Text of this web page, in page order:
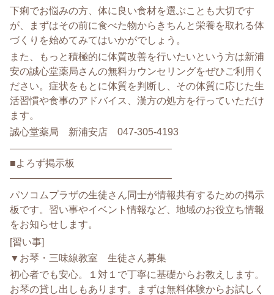
下痢でお悩みの方、体に良い食材を選ぶことも大切です
が、
まずはその前に食べた物からきちんと栄養を取れる体
づくりを始めてみてはいかがでしょう。
また、
もっと積極的に体質改善を行いたいという方は新浦
安の誠心堂薬局さんの無料カウンセリングをぜひご利用く
ださい。 症状をもとに体質を判断し、 その体質に応じた生
活習慣や食事のアドバイス、 漢方の処方を行っていただけ
ます。
誠心堂薬局 新浦安店 047-305-4193
————————————————–
■よろず掲示板
————————————————–
パソコムプラザの生徒さん同士が情報共有するための掲示
板です。 習い事やイベント情報など、 地域のお役立ち情報
をお知らせします。
[習い事]
▼お琴・三味線教室 生徒さん募集
初心者でも安心。１対１で丁寧に基礎からお教えします。
お琴の貸し出しもあります。まずは無料体験からお試しく